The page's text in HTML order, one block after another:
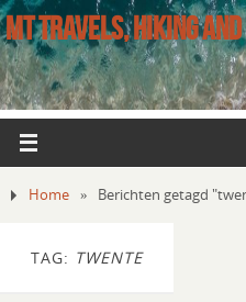
MT TRAVELS, HIKING AND
Home » Berichten getagd
TAG: TWENTE